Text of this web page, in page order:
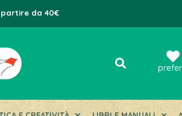
da 40€